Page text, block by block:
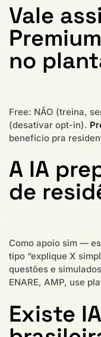
Vale
no
Free: NÃO (treina,
(desativar opt-in).
benefício pra
A IA
de
Como apoio sim —
tipo “explique X
questões e
ENARE, AMP, use
Existe